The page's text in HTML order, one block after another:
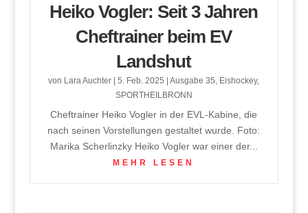
Heiko Vogler: Seit 3 Jahren
Cheftrainer beim EV
Landshut
von Lara Auchter |5. Feb. 2025 |Ausgabe 35, Eishockey,
SPORTHEILBRONN
Cheftrainer Heiko Vogler in der EVL-Kabine, die
nach seinen Vorstellungen gestaltet wurde. Foto:
Marika Scherlinzky Heiko Vogler war einer der...
MEHR LESEN